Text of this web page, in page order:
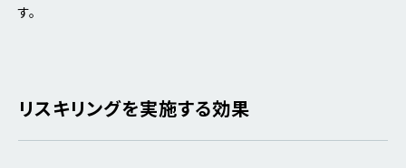
す。
リスキリングを実施する効果